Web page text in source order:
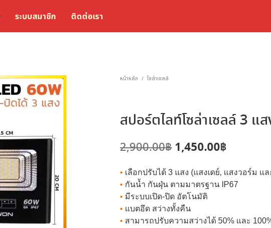
ระบบสมาชิก ติดต่อเรา
หน้าหลัก / โซล่าเซลล์
สปอร์ตไลท์โซล่าเซลล์ 3 แ
2,900.00฿ Original
was:
2,900.00฿.
1,450.00฿
price
is:
• เลือกปรับได้ 3 แสง (แสงเดย์, แสงวอร์ม แ
• กันน้ำ กันฝุ่น ตามมาตรฐาน IP67
• มีระบบเปิด-ปิด อัตโนมัติ
• แบตอึด สว่างทั้งคืน
• สามารถปรับความสว่างได้ 50% และ